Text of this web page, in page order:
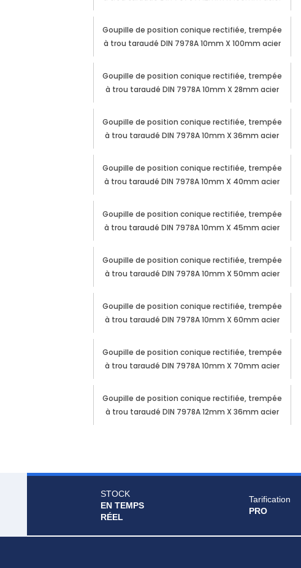
Goupille de position conique rectifiée, trempée
à trou taraudé DIN 7978A 10mm X 100mm acier
Goupille de position conique rectifiée, trempée
à trou taraudé DIN 7978A 10mm X 28mm acier
Goupille de position conique rectifiée, trempée
à trou taraudé DIN 7978A 10mm X 36mm acier
Goupille de position conique rectifiée, trempée
à trou taraudé DIN 7978A 10mm X 40mm acier
Goupille de position conique rectifiée, trempée
à trou taraudé DIN 7978A 10mm X 45mm acier
Goupille de position conique rectifiée, trempée
à trou taraudé DIN 7978A 10mm X 50mm acier
Goupille de position conique rectifiée, trempée
à trou taraudé DIN 7978A 10mm X 60mm acier
Goupille de position conique rectifiée, trempée
à trou taraudé DIN 7978A 10mm X 70mm acier
Goupille de position conique rectifiée, trempée
à trou taraudé DIN 7978A 12mm X 36mm acier
STOCK
EN TEMPS
RÉEL
Tarification
PRO